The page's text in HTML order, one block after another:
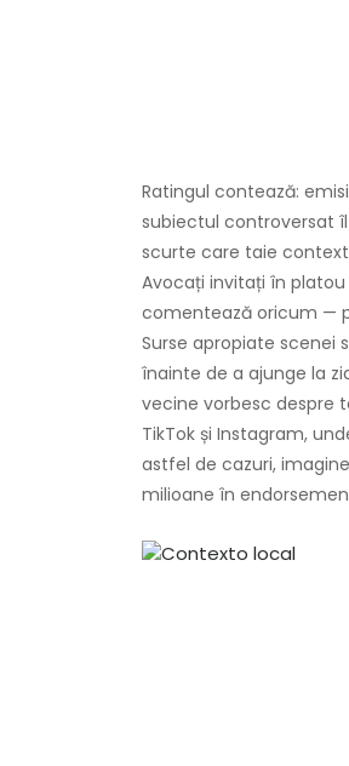
Ratingul contează:
subiectul controversat
scurte care taie
Avocați invitați în
comentează oricum —
Surse apropiate scenei
înainte de a ajunge la
vecine vorbesc despre
TikTok și Instagram,
astfel de cazuri,
milioane în